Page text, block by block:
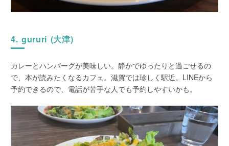
4. gururi (大津)
カレーとハンバーグが美味しい。静かでゆったりと過ごせるの
で、本が読みたくなるカフェ。滋賀では珍しく駅近。LINEから
予約できるので、電話が苦手な人でも予約しやすいかも。